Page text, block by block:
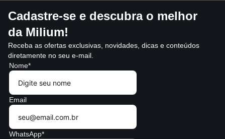
Cadastre-se e descubra o melhor
da Milium!
Receba as ofertas exclusivas, novidades, dicas e conteúdos
diretamente no seu e-mail.
Nome*
Email
WhatsApp*